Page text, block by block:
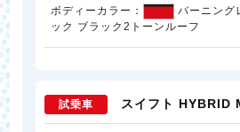
ボディーカラー：
バーニング
ック ブラック2トーンルーフ
試乗車 スイフト HYBRID